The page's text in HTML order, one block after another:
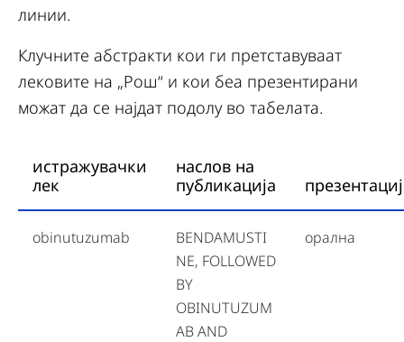
линии.
Клучните абстракти кои ги претставуваат
лековите на „Рош“ и кои беа презентирани
можат да се најдат подолу во табелата.
истражувачки
лек
наслов на
публикација
obinutuzumab
BENDAMUSTI
NE, FOLLOWED
BY
OBINUTUZUM
AB AND
орална